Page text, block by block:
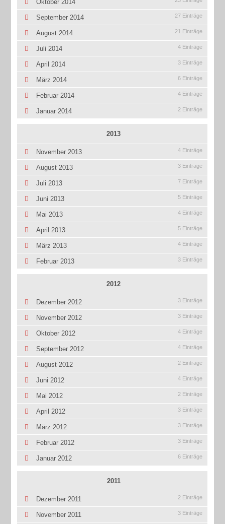
Oktober 2014
September 2014 27 Einträge
August 2014 21 Einträge
Juli 2014 4 Einträge
April 2014 3 Einträge
März 2014 6 Einträge
Februar 2014 4 Einträge
Januar 2014 2 Einträge
2013
November 2013 4 Einträge
August 2013 3 Einträge
Juli 2013 7 Einträge
Juni 2013 5 Einträge
Mai 2013 4 Einträge
April 2013 5 Einträge
März 2013 4 Einträge
Februar 2013 3 Einträge
2012
Dezember 2012 3 Einträge
November 2012 3 Einträge
Oktober 2012 4 Einträge
September 2012 4 Einträge
August 2012 2 Einträge
Juni 2012 4 Einträge
Mai 2012 2 Einträge
April 2012 3 Einträge
März 2012 3 Einträge
Februar 2012 3 Einträge
Januar 2012 6 Einträge
2011
Dezember 2011 2 Einträge
November 2011 3 Einträge